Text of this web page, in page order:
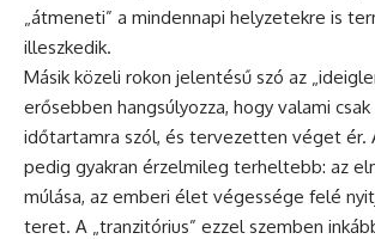
„átmeneti” a mindennapi helyzetekre is
illeszkedik.
Másik közeli rokon jelentésű szó az
erősebben hangsúlyozza, hogy valami
időtartamra szól, és tervezetten véget ér.
pedig gyakran érzelmileg terheltebb: az
múlása, az emberi élet végessége felé
teret. A „tranzitórius” ezzel szemben